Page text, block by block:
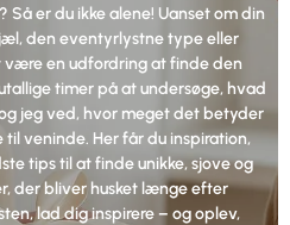
er du ikke alene! Uanset om din
den eventyrlystne type eller
være en udfordring at finde den
timer på at undersøge, hvad
jeg ved, hvor meget det betyder
veninde. Her får du inspiration,
tips til at finde unikke, sjove og
der bliver husket længe efter
lad dig inspirere – og oplev,